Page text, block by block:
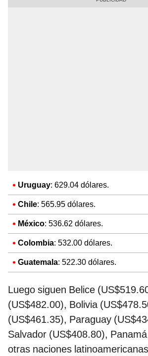
Uruguay: 629.04 dólares.
Chile: 565.95 dólares.
México: 536.62 dólares.
Colombia: 532.00 dólares.
Guatemala: 522.30 dólares.
Luego siguen Belice
(US$482.00), Bolivia
(US$461.35), Paraguay
Salvador (US$408.80),
otras naciones